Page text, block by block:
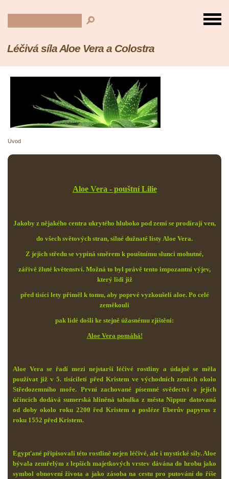
Léčivá síla Aloe Vera a Colostra
Úvod
Aloe Vera - pouštní Lilie
Jakoby z nějakého centra ukrytého hluboko pod zemí se prodírají ven,
do všech světových stran, silné dužnaté listy Aloe Vera.
Z jejich středu se vypíná směrem k pouštnímu slunci mohutné,
zářivě žluté květenství. Možná to byl právě tento impozantní výjev,
který lidi již
před tisíci lety přiměl k tomu, aby poprvé vyzkoušeli aloe. Po celé
zeměkouli
pak lidé došli ke stejně úžasnému zjištění:
Aloe Vera pomáhá!
Aloe Vera se řadí mezi nejstarší léčivé rostliny a údajně se měla
používat již v 5. tisíciletí před Kristem ve východních zemích okolo
Středozemního moře. První zachované písemné svědectví o jejích
účincích dodává sumerská hliněná tabulka z města Nippur datovaná
od doby okolo roku 2200 řed Kristem a posléze Eberův papyrus z
roku 1552 před Kristem.
Egypťané připisovali této rostlině nejen léčivé, ale i mystické síly. Aloe
bývala zemřelým z lepších majetkových vrstev dávána do hrobu jako
symbol obnovení života a jako zásoba na cestu pro putování do říše